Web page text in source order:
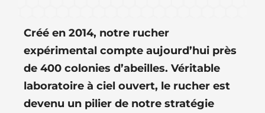
Créé en 2014, notre rucher
expérimental compte aujourd’hui près
de 400 colonies d’abeilles. Véritable
laboratoire à ciel ouvert, le rucher est
devenu un pilier de notre stratégie